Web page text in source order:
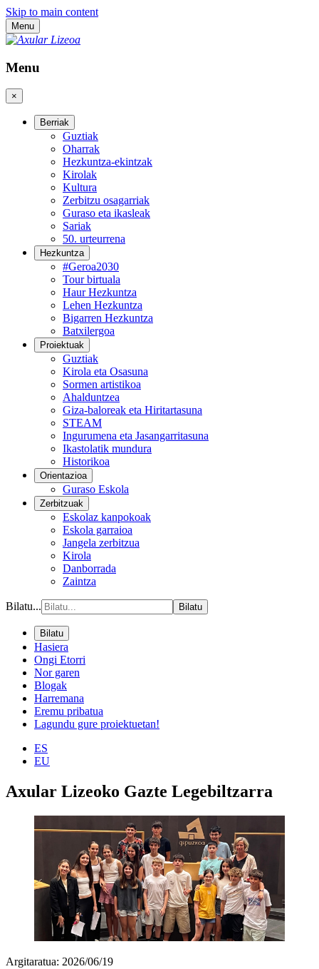
Skip to main content
Menu
Menu
×
Berriak
Guztiak
Oharrak
Hezkuntza-ekintzak
Kirolak
Kultura
Zerbitzu osagarriak
Guraso eta ikasleak
Sariak
50. urteurrena
Hezkuntza
#Geroa2030
Tour birtuala
Haur Hezkuntza
Lehen Hezkuntza
Bigarren Hezkuntza
Batxilergoa
Proiektuak
Guztiak
Kirola eta Osasuna
Sormen artistikoa
Ahalduntzea
Giza-baloreak eta Hiritartasuna
STEAM
Ingurumena eta Jasangarritasuna
Ikastolatik mundura
Historikoa
Orientazioa
Guraso Eskola
Zerbitzuak
Eskolaz kanpokoak
Eskola garraioa
Jangela zerbitzua
Kirola
Danborrada
Zaintza
Bilatu... Bilatu
Bilatu
Hasiera
Ongi Etorri
Nor garen
Blogak
Harremana
Eremu pribatua
Lagundu gure proiektuetan!
ES
EU
Axular Lizeoko Gazte Legebiltzarra
Argitaratua: 2026/06/19